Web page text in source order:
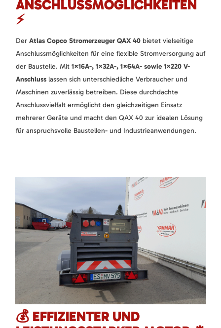
ANSCHLUSSMÖGLICHKEITEN
⚡
Der Atlas Copco Stromerzeuger QAX 40 bietet vielseitige
Anschlussmöglichkeiten für eine flexible Stromversorgung auf
der Baustelle. Mit 1×16A-, 1×32A-, 1×64A- sowie 1×220 V-
Anschluss lassen sich unterschiedliche Verbraucher und
Maschinen zuverlässig betreiben. Diese durchdachte
Anschlussvielfalt ermöglicht den gleichzeitigen Einsatz
mehrerer Geräte und macht den QAX 40 zur idealen Lösung
für anspruchsvolle Baustellen- und Industrieanwendungen.
💰 EFFIZIENTER UND